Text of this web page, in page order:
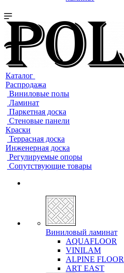
Каталог
Распродажа
Виниловые полы
Ламинат
Паркетная доска
Стеновые панели
Краски
Террасная доска
Инженерная доска
Регулируемые опоры
Сопутствующие товары
Виниловый ламинат
AQUAFLOOR
VINILAM
ALPINE FLOOR
ART EAST